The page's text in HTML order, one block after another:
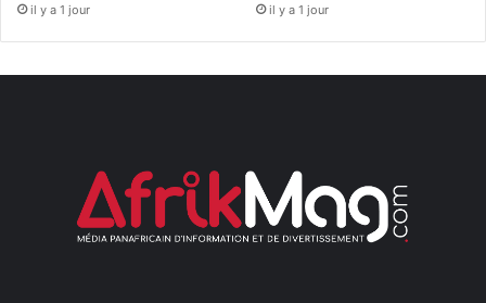
il y a 1 jour il y a 1 jour